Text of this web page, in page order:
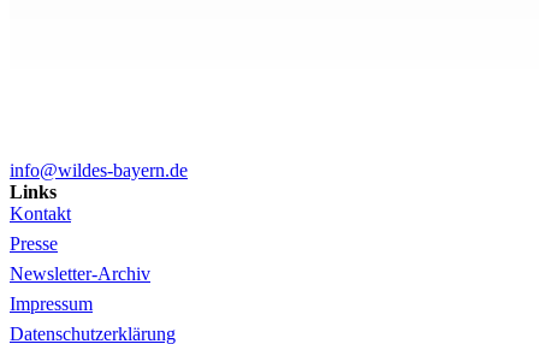
info@wildes-bayern.de
Links
Kontakt
Presse
Newsletter-Archiv
Impressum
Datenschutzerklärung